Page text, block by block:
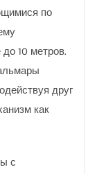
по
10 метров.
друг
как
с